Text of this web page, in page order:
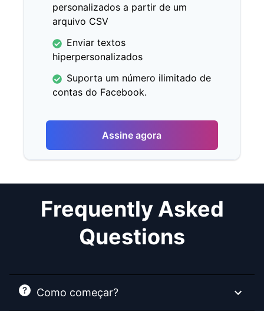
personalizados a partir de um
arquivo CSV
Enviar textos
hiperpersonalizados
Suporta um número ilimitado de
contas do Facebook.
Assine agora
Frequently Asked
Questions
Como começar?